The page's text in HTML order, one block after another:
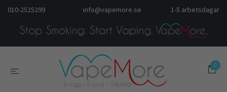
010-2525299 info@vapemore.se 1-5 arbetsdagar
0